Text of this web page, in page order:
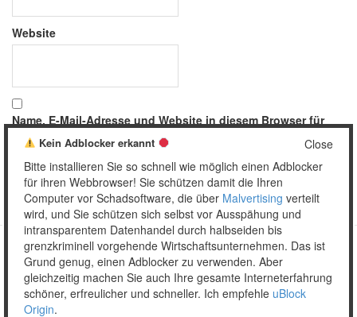
Website
Name, E-Mail-Adresse und Website in diesem Browser für
meinen nächsten Kommentar speichern.
Copyright © 2026 Unser täglich Spam.
MobileWordPress Theme by themehall.com
Close
Kein Adblocker erkannt
Bitte installieren Sie so schnell wie möglich einen Adblocker
für ihren Webbrowser! Sie schützen damit die Ihren
Computer vor Schadsoftware, die über Malvertising verteilt
wird, und Sie schützen sich selbst vor Ausspähung und
intransparentem Datenhandel durch halbseiden bis
grenzkriminell vorgehende Wirtschaftsunternehmen. Das ist
Grund genug, einen Adblocker zu verwenden. Aber
gleichzeitig machen Sie auch Ihre gesamte Interneterfahrung
schöner, erfreulicher und schneller. Ich empfehle uBlock
Origin.